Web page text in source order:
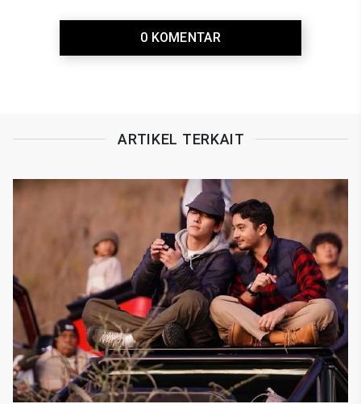
0 KOMENTAR
ARTIKEL TERKAIT